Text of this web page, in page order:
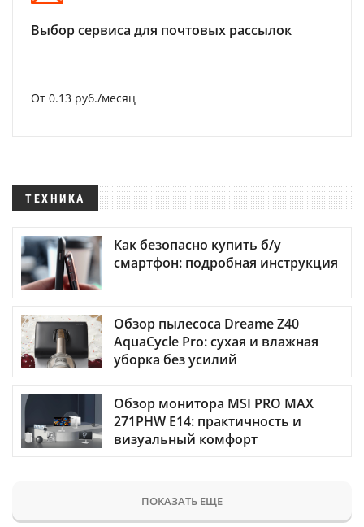
Выбор сервиса для почтовых рассылок
От 0.13 руб./месяц
ТЕХНИКА
Как безопасно купить б/у
смартфон: подробная инструкция
Обзор пылесоса Dreame Z40
AquaCycle Pro: сухая и влажная
уборка без усилий
Обзор монитора MSI PRO MAX
271PHW E14: практичность и
визуальный комфорт
ПОКАЗАТЬ ЕЩЕ